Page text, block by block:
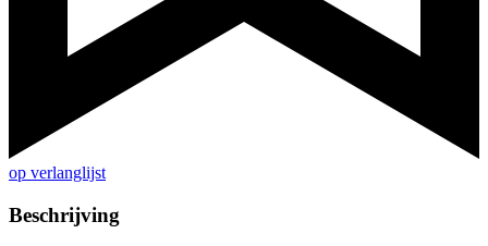
op verlanglijst
Beschrijving